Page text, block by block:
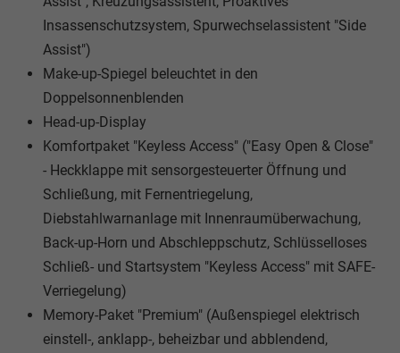
Insassenschutzsystem, Spurwechselassistent "Side
Assist")
Make-up-Spiegel beleuchtet in den
Doppelsonnenblenden
Head-up-Display
Komfortpaket "Keyless Access" ("Easy Open & Close"
- Heckklappe mit sensorgesteuerter Öffnung und
Schließung, mit Fernentriegelung,
Diebstahlwarnanlage mit Innenraumüberwachung,
Back-up-Horn und Abschleppschutz, Schlüsselloses
Schließ- und Startsystem "Keyless Access" mit SAFE-
Verriegelung)
Memory-Paket "Premium" (Außenspiegel elektrisch
einstell-, anklapp-, beheizbar und abblendend,